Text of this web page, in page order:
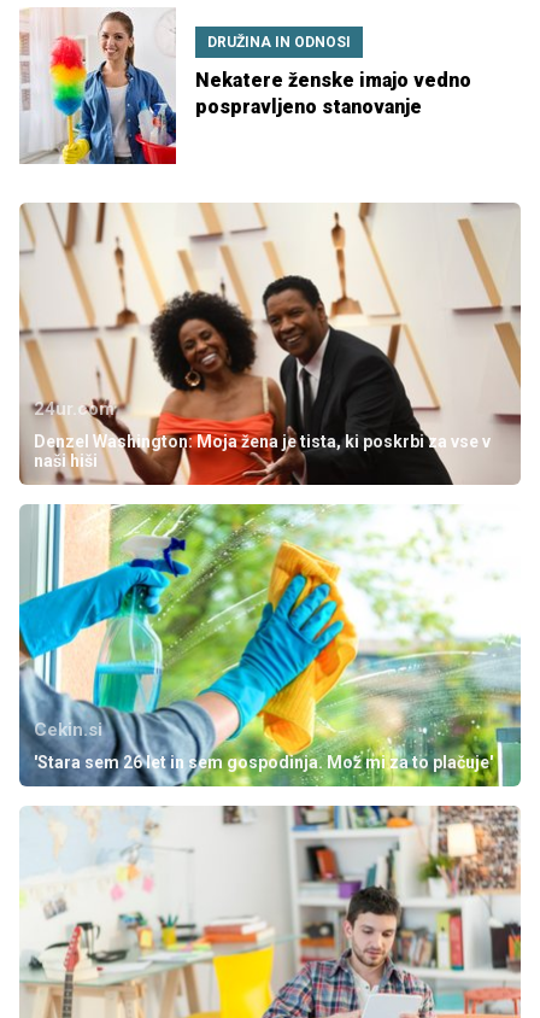
DRUŽINA IN ODNOSI
Nekatere ženske imajo vedno
pospravljeno stanovanje
24ur.com
Denzel Washington: Moja žena je tista, ki poskrbi za vse v
naši hiši
Cekin.si
'Stara sem 26 let in sem gospodinja. Mož mi za to plačuje'